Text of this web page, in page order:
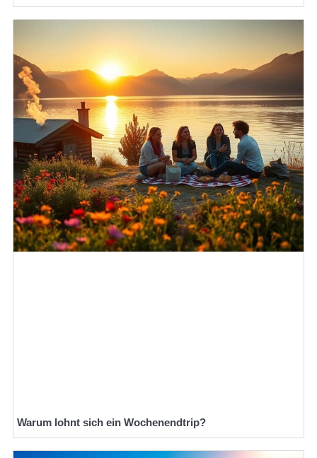
Warum lohnt sich ein Wochenendtrip?